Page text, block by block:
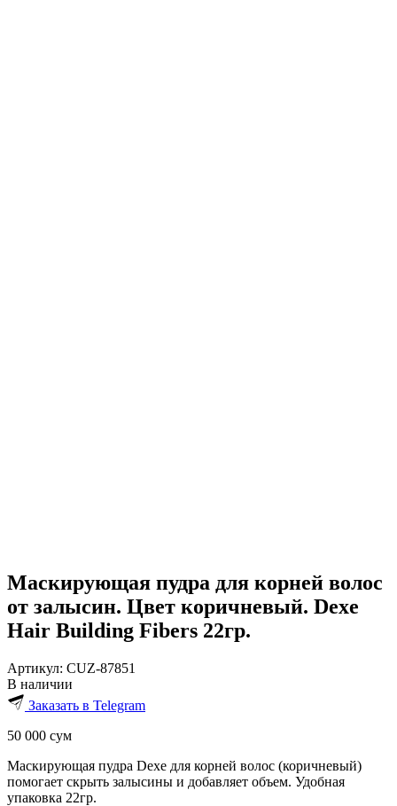
Маскирующая пудра для корней волос
от залысин. Цвет коричневый. Dexe
Hair Building Fibers 22гр.
Артикул: CUZ-87851
В наличии
Заказать в Telegram
50 000 сум
Маскирующая пудра Dexe для корней волос (коричневый)
помогает скрыть залысины и добавляет объем. Удобная
упаковка 22гр.